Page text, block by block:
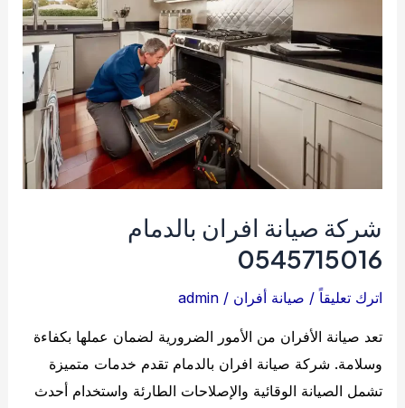
فعال
شركة صيانة افران بالدمام
0545715016
اترك تعليقاً / صيانة أفران /
admin
تعد صيانة الأفران من الأمور الضرورية لضمان عملها بكفاءة
وسلامة. شركة صيانة افران بالدمام تقدم خدمات متميزة
تشمل الصيانة الوقائية والإصلاحات الطارئة واستخدام أحدث